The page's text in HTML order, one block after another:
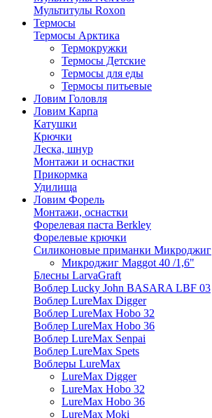
Мультитулы Roxon
Термосы
Термосы Арктика
Термокружки
Термосы Детские
Термосы для еды
Термосы питьевые
Ловим Головля
Ловим Карпа
Катушки
Крючки
Леска, шнур
Монтажи и оснастки
Прикормка
Удилища
Ловим Форель
Монтажи, оснастки
Форелевая паста Berkley
Форелевые крючки
Силиконовые приманки Микроджиг
Микроджиг Maggot 40 /1,6"
Блесны LarvaGraft
Воблер Lucky John BASARA LBF 03
Воблер LureMax Digger
Воблер LureMax Hobo 32
Воблер LureMax Hobo 36
Воблер LureMax Senpai
Воблер LureMax Spets
Воблеры LureMax
LureMax Digger
LureMax Hobo 32
LureMax Hobo 36
LureMax Moki